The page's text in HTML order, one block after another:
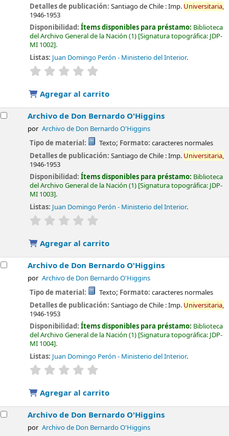
Detalles de publicación:Santiago de Chile :Imp. Universitaria,
1946-1953
Disponibilidad:Ítems disponibles para préstamo: Biblioteca
del Archivo General de la Nación (1) Signatura topográfica: JDP-
MI 1002 .
Listas: Juan Domingo Perón - Ministerio del Interior.
valoración
Agregar al carrito
Archivo de Don Bernardo O'Higgins
por Archivo de Don Bernardo O'Higgins
Tipo de material: Texto; Formato: caracteres normales
Detalles de publicación:Santiago de Chile :Imp. Universitaria,
1946-1953
Disponibilidad:Ítems disponibles para préstamo: Biblioteca
del Archivo General de la Nación (1) Signatura topográfica: JDP-
MI 1003 .
Listas: Juan Domingo Perón - Ministerio del Interior.
valoración
Agregar al carrito
Archivo de Don Bernardo O'Higgins
por Archivo de Don Bernardo O'Higgins
Tipo de material: Texto; Formato: caracteres normales
Detalles de publicación:Santiago de Chile :Imp. Universitaria,
1946-1953
Disponibilidad:Ítems disponibles para préstamo: Biblioteca
del Archivo General de la Nación (1) Signatura topográfica: JDP-
MI 1004 .
Listas: Juan Domingo Perón - Ministerio del Interior.
valoración
Agregar al carrito
Archivo de Don Bernardo O'Higgins
por Archivo de Don Bernardo O'Higgins